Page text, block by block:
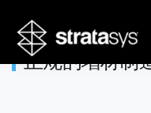
正规的增材制